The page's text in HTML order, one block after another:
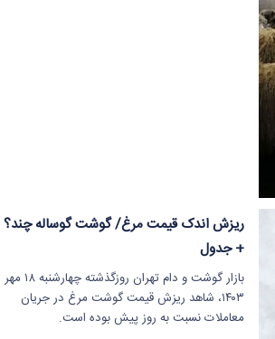
ریزش اندک قیمت مرغ/ گوشت گوساله چند؟
+ جدول
بازار گوشت و دام تهران روزگذشته چهارشنبه ۱۸ مهر
۱۴۰۳، شاهد ریزش قیمت گوشت مرغ در جریان
معاملات نسبت به روز پیش بوده است.